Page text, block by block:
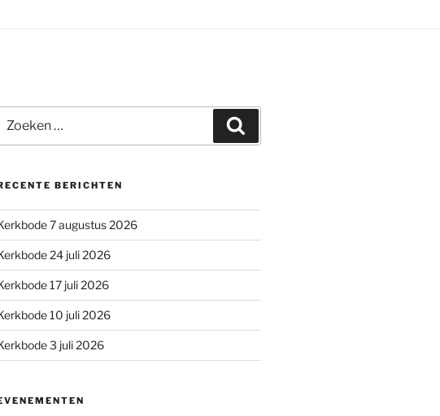
naar:
BERICHTEN
7 augustus 2026
24 juli 2026
17 juli 2026
10 juli 2026
3 juli 2026